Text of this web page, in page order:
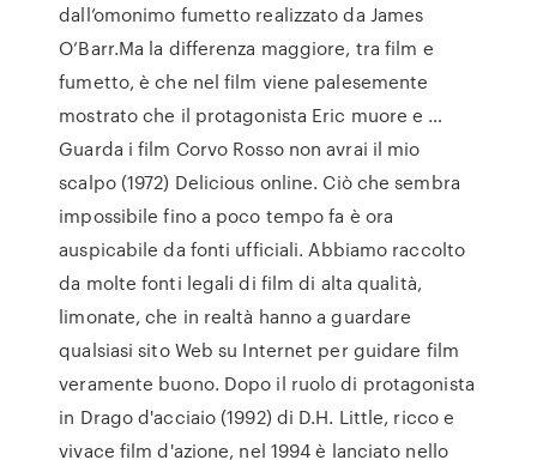
dall’omonimo fumetto realizzato da James
O’Barr.Ma la differenza maggiore, tra film e
fumetto, è che nel film viene palesemente
mostrato che il protagonista Eric muore e …
Guarda i film Corvo Rosso non avrai il mio
scalpo (1972) Delicious online. Ciò che sembra
impossibile fino a poco tempo fa è ora
auspicabile da fonti ufficiali. Abbiamo raccolto
da molte fonti legali di film di alta qualità,
limonate, che in realtà hanno a guardare
qualsiasi sito Web su Internet per guidare film
veramente buono. Dopo il ruolo di protagonista
in Drago d'acciaio (1992) di D.H. Little, ricco e
vivace film d'azione, nel 1994 è lanciato nello